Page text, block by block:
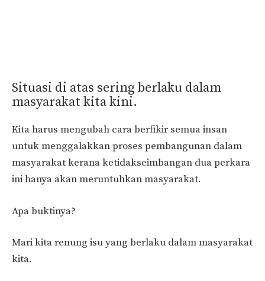
Situasi di atas sering berlaku dalam
masyarakat kita kini.
Kita harus mengubah cara berfikir semua insan
untuk menggalakkan proses pembangunan dalam
masyarakat kerana ketidakseimbangan dua perkara
ini hanya akan meruntuhkan masyarakat.
Apa buktinya?
Mari kita renung isu yang berlaku dalam masyarakat
kita.